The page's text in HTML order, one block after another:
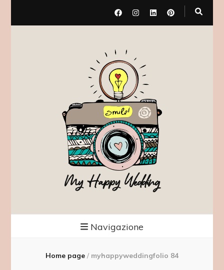
My Happy Wedding
Navigazione
Home page / myhappyweddingfolio 84